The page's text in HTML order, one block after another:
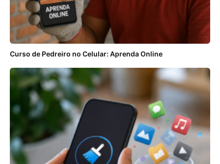
Curso de Pedreiro no Celular: Aprenda Online